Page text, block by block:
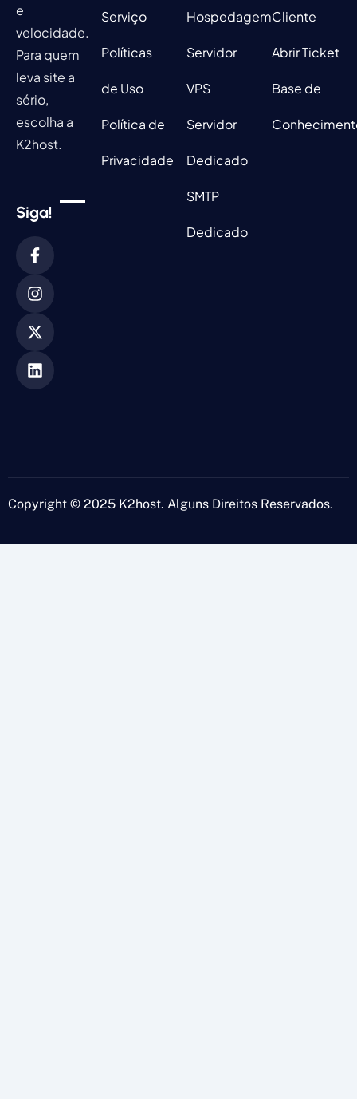
e
velocidade.
Para quem
leva site a
sério,
escolha a
K2host.
Siga!
Serviço
Políticas
de Uso
Política de
Privacidade
Hospedagem
Servidor
VPS
Servidor
Dedicado
SMTP
Dedicado
Cliente
Abrir Ticket
Base de
Copyright © 2025 K2host. Alguns Direitos Reservados.